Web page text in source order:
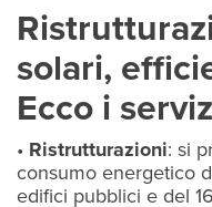
solari,
Ecco i
• Ristrutturazioni: si
consumo energetico
edifici pubblici e del